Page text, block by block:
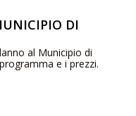
DI
al Municipio di
e i prezzi.